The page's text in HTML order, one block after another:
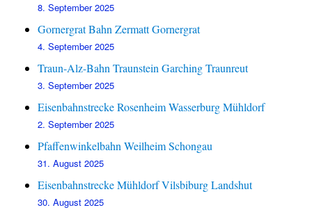
8. September 2025
Gornergrat Bahn Zermatt Gornergrat
4. September 2025
Traun-Alz-Bahn Traunstein Garching Traunreut
3. September 2025
Eisenbahnstrecke Rosenheim Wasserburg Mühldorf
2. September 2025
Pfaffenwinkelbahn Weilheim Schongau
31. August 2025
Eisenbahnstrecke Mühldorf Vilsbiburg Landshut
30. August 2025